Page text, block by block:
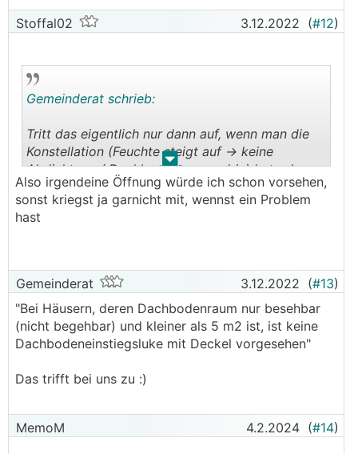
Stoffal02 3.12.2022 (#12)
. .
Gemeinderat schrieb:
Tritt das eigentlich nur dann auf, wenn man die
Konstellation (Feuchte steigt auf -> keine
Abdichtung / Dachbodentreppe drin) hat oder
auch wenn man gar keinen Dachboden hat?
Unser Dachboden ist zu klein, er kriegt keine
Das OG mit 2,77m Raumhöhe ist das Ende.
Also irgendeine Öffnung würde ich schon vorsehen,
sonst kriegst ja garnicht mit, wennst ein Problem
hast
Gemeinderat 3.12.2022 (#13)
"Bei Häusern, deren Dachbodenraum nur besehbar
(nicht begehbar) und kleiner als 5 m2 ist, ist keine
Dachbodeneinstiegsluke mit Deckel vorgesehen"
Das trifft bei uns zu :)
MemoM 4.2.2024 (#14)